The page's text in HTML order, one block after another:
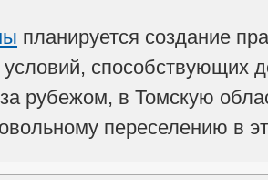
планируется создание
способствующих
рубежом, в Томскую
переселению в